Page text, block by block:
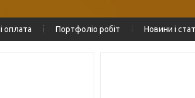
оплата Портфоліо робіт Новини і